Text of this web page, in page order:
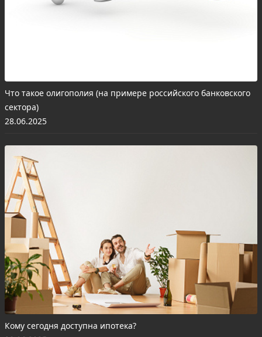
Что такое олигополия (на примере российского банковского
сектора)
28.06.2025
Кому сегодня доступна ипотека?